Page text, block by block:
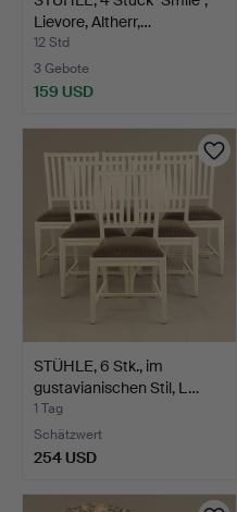
Lievore, Altherr,…
12 Std
3 Gebote
159 USD
STÜHLE, 6 Stk., im
gustavianischen Stil, L…
1 Tag
Schätzwert
254 USD